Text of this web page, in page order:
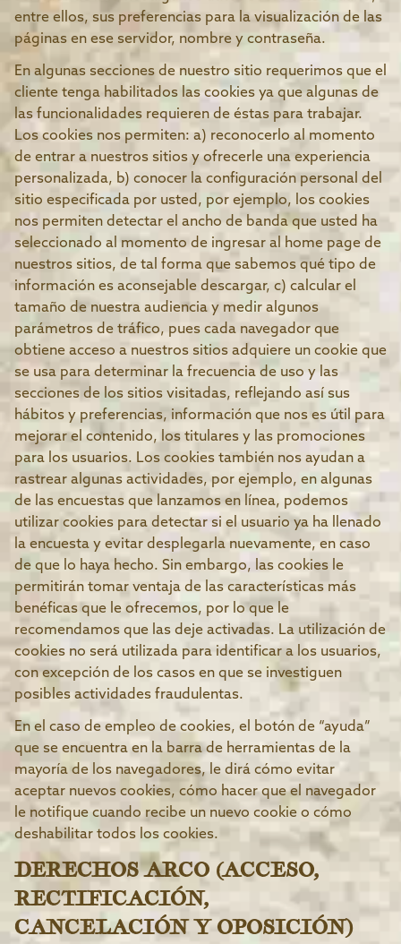
entre ellos, sus preferencias para la visualización de las
páginas en ese servidor, nombre y contraseña.
En algunas secciones de nuestro sitio requerimos que el
cliente tenga habilitados las cookies ya que algunas de
las funcionalidades requieren de éstas para trabajar.
Los cookies nos permiten: a) reconocerlo al momento
de entrar a nuestros sitios y ofrecerle una experiencia
personalizada, b) conocer la configuración personal del
sitio especificada por usted, por ejemplo, los cookies
nos permiten detectar el ancho de banda que usted ha
seleccionado al momento de ingresar al home page de
nuestros sitios, de tal forma que sabemos qué tipo de
información es aconsejable descargar, c) calcular el
tamaño de nuestra audiencia y medir algunos
parámetros de tráfico, pues cada navegador que
obtiene acceso a nuestros sitios adquiere un cookie que
se usa para determinar la frecuencia de uso y las
secciones de los sitios visitadas, reflejando así sus
hábitos y preferencias, información que nos es útil para
mejorar el contenido, los titulares y las promociones
para los usuarios. Los cookies también nos ayudan a
rastrear algunas actividades, por ejemplo, en algunas
de las encuestas que lanzamos en línea, podemos
utilizar cookies para detectar si el usuario ya ha llenado
la encuesta y evitar desplegarla nuevamente, en caso
de que lo haya hecho. Sin embargo, las cookies le
permitirán tomar ventaja de las características más
benéficas que le ofrecemos, por lo que le
recomendamos que las deje activadas. La utilización de
cookies no será utilizada para identificar a los usuarios,
con excepción de los casos en que se investiguen
posibles actividades fraudulentas.
En el caso de empleo de cookies, el botón de “ayuda”
que se encuentra en la barra de herramientas de la
mayoría de los navegadores, le dirá cómo evitar
aceptar nuevos cookies, cómo hacer que el navegador
le notifique cuando recibe un nuevo cookie o cómo
deshabilitar todos los cookies.
DERECHOS ARCO (ACCESO,
RECTIFICACIÓN,
CANCELACIÓN Y OPOSICIÓN)